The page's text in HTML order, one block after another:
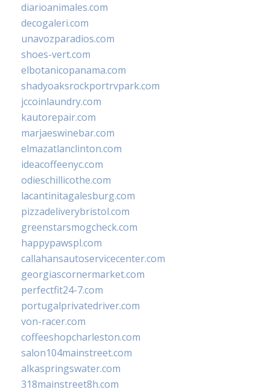
diarioanimales.com
decogaleri.com
unavozparadios.com
shoes-vert.com
elbotanicopanama.com
shadyoaksrockportrvpark.com
jccoinlaundry.com
kautorepair.com
marjaeswinebar.com
elmazatlanclinton.com
ideacoffeenyc.com
odieschillicothe.com
lacantinitagalesburg.com
pizzadeliverybristol.com
greenstarsmogcheck.com
happypawspl.com
callahansautoservicecenter.com
georgiascornermarket.com
perfectfit24-7.com
portugalprivatedriver.com
von-racer.com
coffeeshopcharleston.com
salon104mainstreet.com
alkaspringswater.com
318mainstreet8h.com